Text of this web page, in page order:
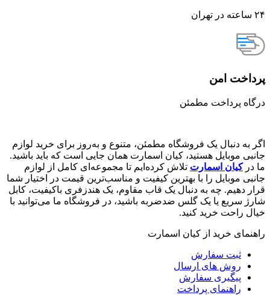
۲۴ ساعته در تهران
پرداخت امن
درگاه پرداخت مطمئن
اگر به دنبال یک فروشگاه مطمئن، متنوع و به‌روز برای خرید لوازم
جانبی موبایل هستید، کیان اسمارت همان جایی است که باید باشید.
ما درکیان اسمارت تلاش کرده‌ایم تا مجموعه‌ای کامل از لوازم
جانبی موبایل را با بهترین کیفیت و مناسب‌ترین قیمت در اختیار شما
قرار دهیم. چه به دنبال یک قاب مقاوم، یک هندزفری باکیفیت، کابل
شارژ سریع یا یک گلس ضدضربه باشید، در فروشگاه ما می‌توانید با
خیال راحت خرید کنید.
راهنمای خرید از کیان اسمارت
ثبت سفارش
روش‌ های ارسال
پیگیری سفارش
راهنمای پرداخت